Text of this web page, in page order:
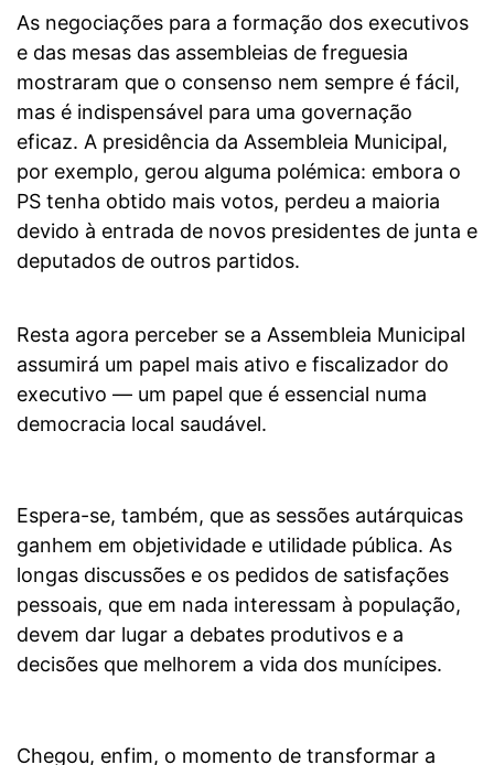
As negociações para a formação dos executivos
e das mesas das assembleias de freguesia
mostraram que o consenso nem sempre é fácil,
mas é indispensável para uma governação
eficaz. A presidência da Assembleia Municipal,
por exemplo, gerou alguma polémica: embora o
PS tenha obtido mais votos, perdeu a maioria
devido à entrada de novos presidentes de junta e
deputados de outros partidos.
Resta agora perceber se a Assembleia Municipal
assumirá um papel mais ativo e fiscalizador do
executivo — um papel que é essencial numa
democracia local saudável.
Espera-se, também, que as sessões autárquicas
ganhem em objetividade e utilidade pública. As
longas discussões e os pedidos de satisfações
pessoais, que em nada interessam à população,
devem dar lugar a debates produtivos e a
decisões que melhorem a vida dos munícipes.
Chegou, enfim, o momento de transformar a